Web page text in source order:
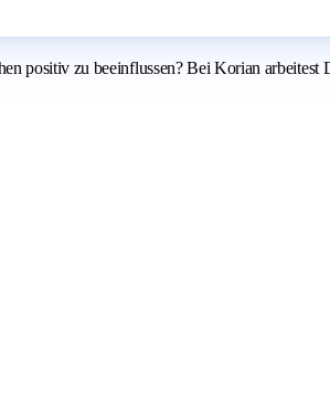
positiv zu beeinflussen? Bei Korian